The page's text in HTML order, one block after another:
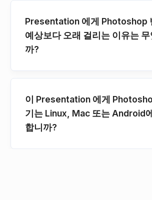
Presentation 에게 Photoshop
예상보다 오래 걸리는 이유는 무
까?
이 Presentation 에게
기는 Linux, Mac 또는 Android
합니까?